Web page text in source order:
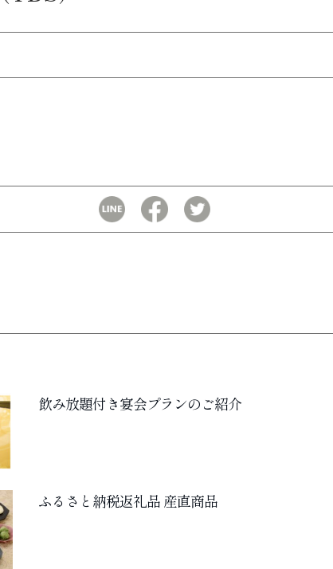
飲み放題付き宴会プランのご紹介
ふるさと納税返礼品 産直商品